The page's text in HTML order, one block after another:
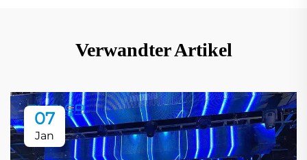
Verwandter Artikel
07
Jan